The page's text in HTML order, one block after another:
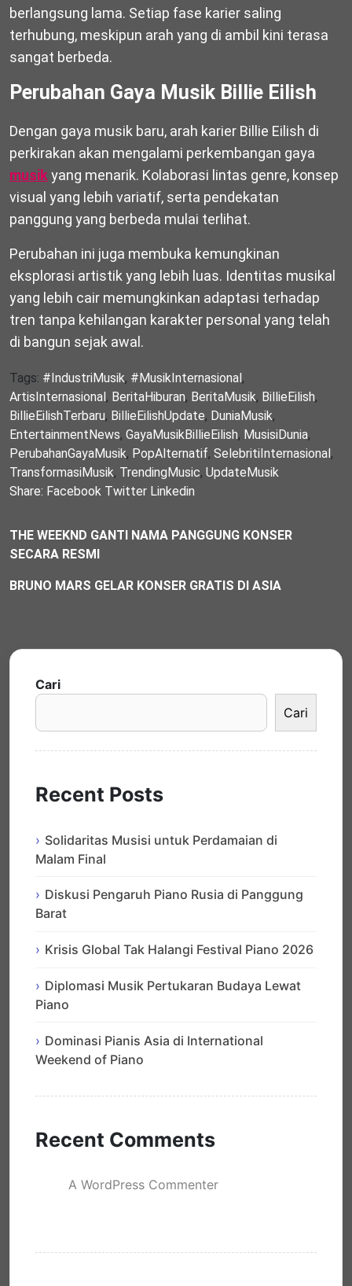
berlangsung lama. Setiap fase karier saling
terhubung, meskipun arah yang di ambil kini terasa
sangat berbeda.
Perubahan Gaya Musik Billie Eilish
Dengan gaya musik baru, arah karier Billie Eilish di
perkirakan akan mengalami perkembangan gaya
musik yang menarik. Kolaborasi lintas genre, konsep
visual yang lebih variatif, serta pendekatan
panggung yang berbeda mulai terlihat.
Perubahan ini juga membuka kemungkinan
eksplorasi artistik yang lebih luas. Identitas musikal
yang lebih cair memungkinkan adaptasi terhadap
tren tanpa kehilangan karakter personal yang telah
di bangun sejak awal.
Tags: #IndustriMusik, #MusikInternasional,
ArtisInternasional, BeritaHiburan, BeritaMusik, BillieEilish,
BillieEilishTerbaru, BillieEilishUpdate, DuniaMusik,
EntertainmentNews, GayaMusikBillieEilish, MusisiDunia,
PerubahanGayaMusik, PopAlternatif, SelebritiInternasional,
TransformasiMusik, TrendingMusic, UpdateMusik
Share: Facebook Twitter Linkedin
THE WEEKND GANTI NAMA PANGGUNG KONSER
SECARA RESMI
BRUNO MARS GELAR KONSER GRATIS DI ASIA
Cari
Cari
Recent Posts
Solidaritas Musisi untuk Perdamaian di
Malam Final
Diskusi Pengaruh Piano Rusia di Panggung
Barat
Krisis Global Tak Halangi Festival Piano 2026
Diplomasi Musik Pertukaran Budaya Lewat
Piano
Dominasi Pianis Asia di International
Weekend of Piano
Recent Comments
A WordPress Commenter